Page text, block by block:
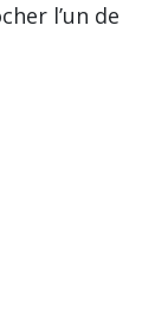
l’un de